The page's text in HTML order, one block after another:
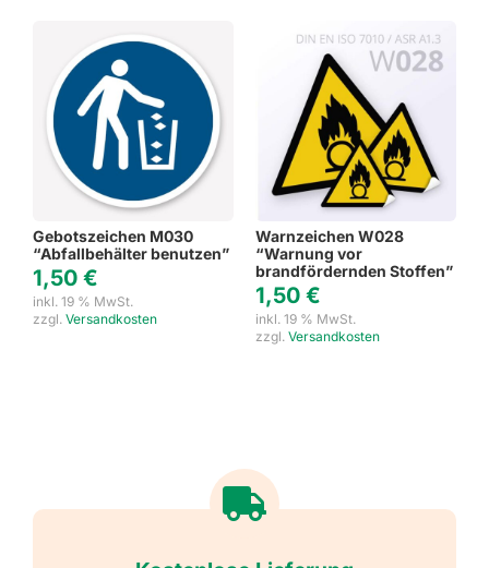
Gebotszeichen M030
“Abfallbehälter benutzen”
1,50 €
inkl. 19 % MwSt.
zzgl. Versandkosten
Warnzeichen W028
“Warnung vor
brandfördernden Stoffen”
1,50 €
inkl. 19 % MwSt.
zzgl. Versandkosten